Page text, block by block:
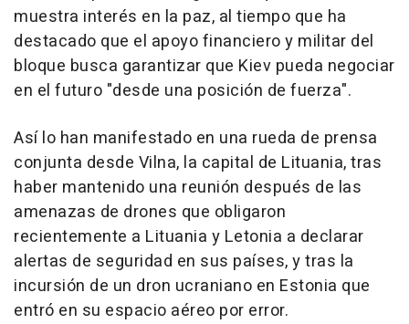
muestra interés en la paz, al tiempo que ha
destacado que el apoyo financiero y militar del
bloque busca garantizar que Kiev pueda negociar
en el futuro "desde una posición de fuerza".
Así lo han manifestado en una rueda de prensa
conjunta desde Vilna, la capital de Lituania, tras
haber mantenido una reunión después de las
amenazas de drones que obligaron
recientemente a Lituania y Letonia a declarar
alertas de seguridad en sus países, y tras la
incursión de un dron ucraniano en Estonia que
entró en su espacio aéreo por error.